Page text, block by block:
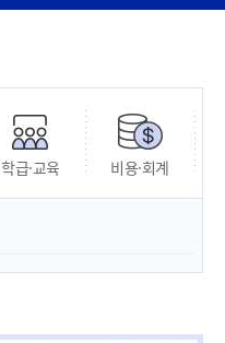
학급·교육 비용·회계